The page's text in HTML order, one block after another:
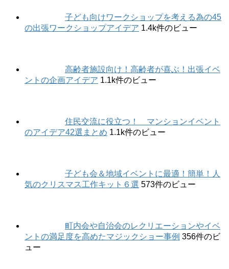
子ども向けワークショップを考える為の45
の出張ワークショップアイデア 1.4k件のビュー
高齢者施設向け！高齢者が喜ぶ！出張イベ
ントの企画アイデア 1.1k件のビュー
住民交流に役立つ！ マンションイベント
のアイデア42選まとめ 1.1k件のビュー
子ども会＆地域イベントに最適！簡単！人
気のクリスマス工作キット６選 573件のビュー
町内会や自治会のレクリエーションやイベ
ントの満足度を高めたマジックショー事例 356件のビ
ュー